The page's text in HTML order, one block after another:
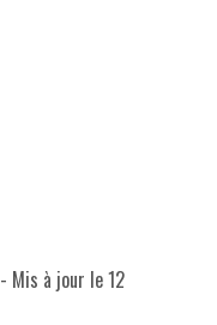
- Mis à jour le12